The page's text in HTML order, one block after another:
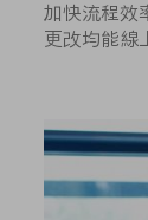
加快流程效
更改均能線